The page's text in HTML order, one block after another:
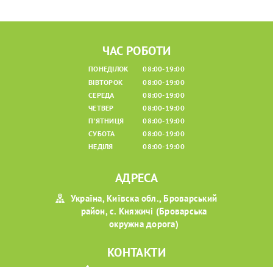
ЧАС РОБОТИ
ПОНЕДІЛОК
08:00-19:00
ВІВТОРОК
08:00-19:00
СЕРЕДА
08:00-19:00
ЧЕТВЕР
08:00-19:00
П'ЯТНИЦЯ
08:00-19:00
СУБОТА
08:00-19:00
НЕДІЛЯ
08:00-19:00
АДРЕСА
Україна, Київска обл., Броварський
район, с. Княжичі (Броварська
окружна дорога)
КОНТАКТИ